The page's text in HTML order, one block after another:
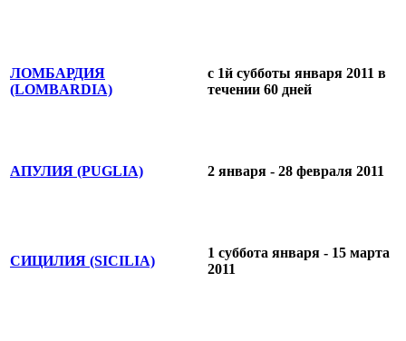
ЛОМБАРДИЯ
(LOMBARDIA)
с 1й субботы января 2011 в
течении 60 дней
АПУЛИЯ (PUGLIA) 2 января - 28 февраля 2011
СИЦИЛИЯ (SICILIA)
1 суббота января - 15 марта
2011